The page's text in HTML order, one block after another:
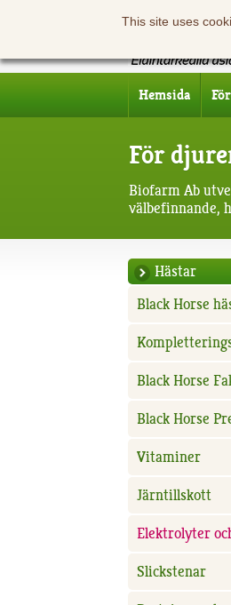
This site uses
Hemsida
För
Biofarm Ab
välbefinnande,
Hästar
Black Horse
Black Horse
Black Horse
Vitaminer
Järntillskott
Elektrolyter
Slickstenar